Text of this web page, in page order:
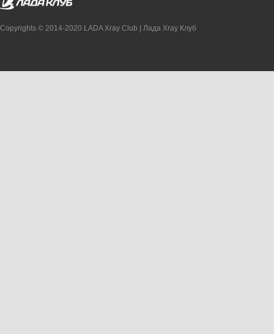
Copyrights © 2014-2020 LADA Xray Club | Лада Xray Клуб